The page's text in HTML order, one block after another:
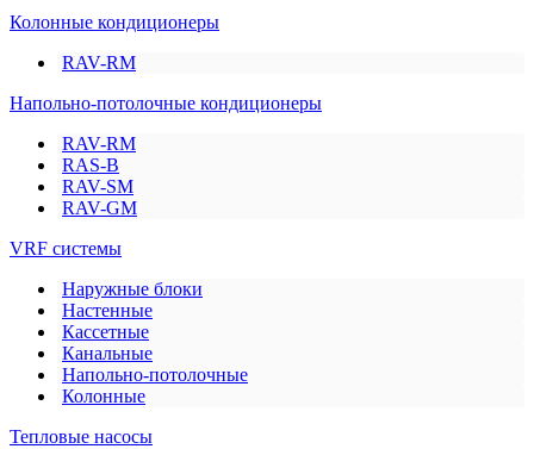
Колонные кондиционеры
RAV-RM
Напольно-потолочные кондиционеры
RAV-RM
RAS-B
RAV-SM
RAV-GM
VRF системы
Наружные блоки
Настенные
Кассетные
Канальные
Напольно-потолочные
Колонные
Тепловые насосы